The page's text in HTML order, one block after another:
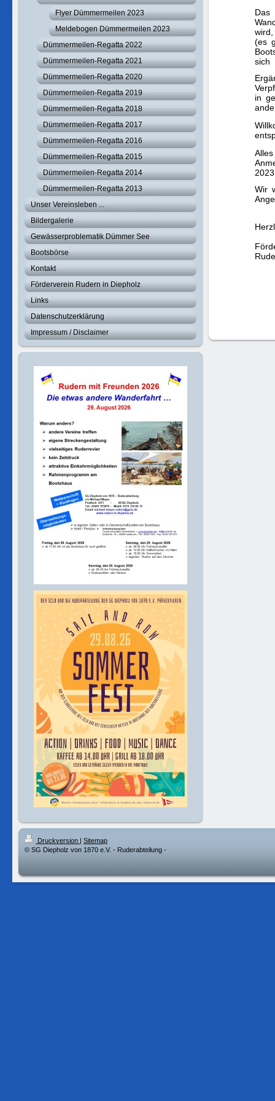
Flyer Dümmermeilen 2023
Meldebogen Dümmermeilen 2023
Dümmermeilen-Regatta 2022
Dümmermeilen-Regatta 2021
Dümmermeilen-Regatta 2020
Dümmermeilen-Regatta 2019
Dümmermeilen-Regatta 2018
Dümmermeilen-Regatta 2017
Dümmermeilen-Regatta 2016
Dümmermeilen-Regatta 2015
Dümmermeilen-Regatta 2014
Dümmermeilen-Regatta 2013
Unser Vereinsleben ...
Bildergalerie
Gewässerproblematik Dümmer See
Bootsbörse
Kontakt
Förderverein Rudern in Diepholz
Links
Datenschutzerklärung
Impressum / Disclaimer
Das
(es
sich
in
Wir
Druckversion | Sitemap
© SG Diepholz von 1870 e.V. - Ruderabteilung -